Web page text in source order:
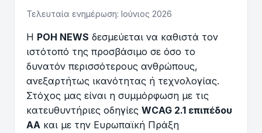
Τελευταία ενημέρωση: Ιούνιος 2026
Η ΡΟΗ NEWS δεσμεύεται να καθιστά τον
ιστότοπό της προσβάσιμο σε όσο το
δυνατόν περισσότερους ανθρώπους,
ανεξαρτήτως ικανότητας ή τεχνολογίας.
Στόχος μας είναι η συμμόρφωση με τις
κατευθυντήριες οδηγίες WCAG 2.1 επιπέδου
AA και με την Ευρωπαϊκή Πράξη